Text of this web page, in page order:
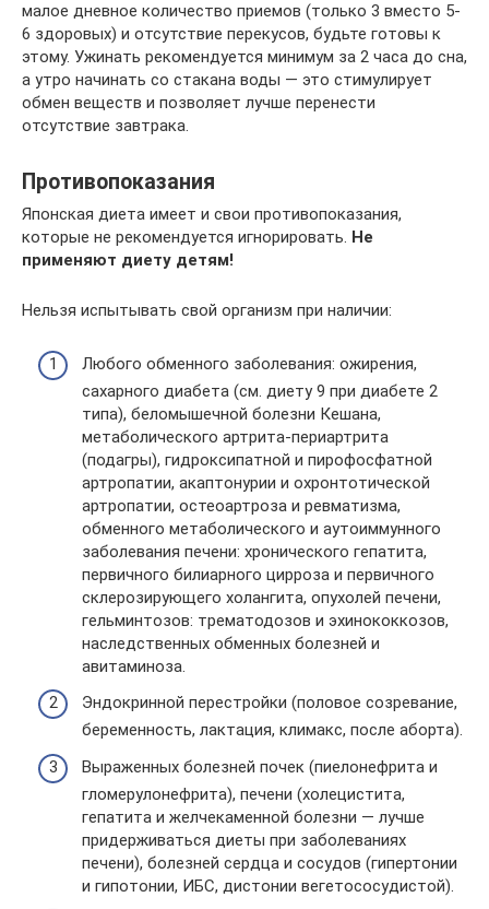
малое дневное количество приемов (только 3 вместо 5-
6 здоровых) и отсутствие перекусов, будьте готовы к
этому. Ужинать рекомендуется минимум за 2 часа до сна,
а утро начинать со стакана воды — это стимулирует
обмен веществ и позволяет лучше перенести
отсутствие завтрака.
Противопоказания
Японская диета имеет и свои противопоказания,
которые не рекомендуется игнорировать. Не
применяют диету детям!
Нельзя испытывать свой организм при наличии:
Любого обменного заболевания: ожирения,
сахарного диабета (см. диету 9 при диабете 2
типа), беломышечной болезни Кешана,
метаболического артрита-периартрита
(подагры), гидроксипатной и пирофосфатной
артропатии, акаптонурии и охронтотической
артропатии, остеоартроза и ревматизма,
обменного метаболического и аутоиммунного
заболевания печени: хронического гепатита,
первичного билиарного цирроза и первичного
склерозирующего холангита, опухолей печени,
гельминтозов: трематодозов и эхинококкозов,
наследственных обменных болезней и
авитаминоза.
Эндокринной перестройки (половое созревание,
беременность, лактация, климакс, после аборта).
Выраженных болезней почек (пиелонефрита и
гломерулонефрита), печени (холецистита,
гепатита и желчекаменной болезни — лучше
придерживаться диеты при заболеваниях
печени), болезней сердца и сосудов (гипертонии
и гипотонии, ИБС, дистонии вегетососудистой).